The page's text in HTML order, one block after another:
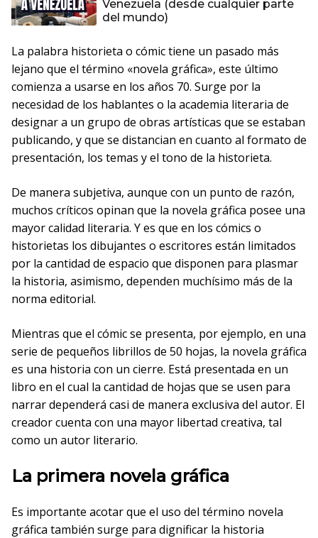
Venezuela (desde cualquier parte
del mundo)
La palabra historieta o cómic tiene un pasado más
lejano que el término «novela gráfica», este último
comienza a usarse en los años 70. Surge por la
necesidad de los hablantes o la academia literaria de
designar a un grupo de obras artísticas que se estaban
publicando, y que se distancian en cuanto al formato de
presentación, los temas y el tono de la historieta.
De manera subjetiva, aunque con un punto de razón,
muchos críticos opinan que la novela gráfica posee una
mayor calidad literaria. Y es que en los cómics o
historietas los dibujantes o escritores están limitados
por la cantidad de espacio que disponen para plasmar
la historia, asimismo, dependen muchísimo más de la
norma editorial.
Mientras que el cómic se presenta, por ejemplo, en una
serie de pequeños librillos de 50 hojas, la novela gráfica
es una historia con un cierre. Está presentada en un
libro en el cual la cantidad de hojas que se usen para
narrar dependerá casi de manera exclusiva del autor. El
creador cuenta con una mayor libertad creativa, tal
como un autor literario.
La primera novela gráfica
Es importante acotar que el uso del término novela
gráfica también surge para dignificar la historia